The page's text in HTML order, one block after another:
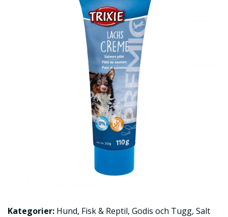
Kategorier: Hund, Fisk & Reptil, Godis och Tugg, Salt